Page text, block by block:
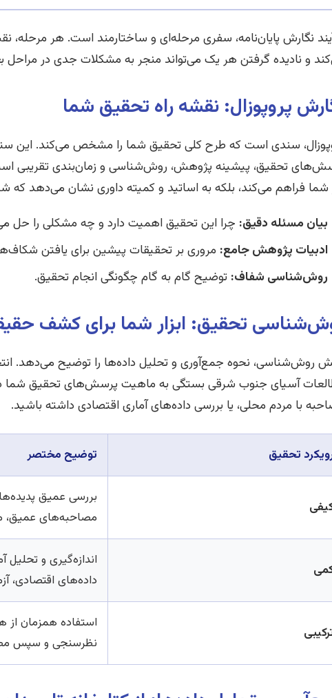
نگارش پایان‌نامه، سفری مرحله‌ای و ساختارمند است. هر مرحله،
و نادیده گرفتن هر یک می‌تواند منجر به مشکلات جدی در
پروپوزال: نقشه راه تحقیق شما
سندی است که طرح کلی تحقیق شما را مشخص می‌کند. این
تحقیق، پیشینه پژوهش، روش‌شناسی و زمان‌بندی تقریبی
شما فراهم می‌کند، بلکه به اساتید و کمیته داوری نشان می‌دهد که
بیان مسئله دقیق: چرا این تحقیق اهمیت دارد و چه مشکلی را حل
ادبیات پژوهش جامع: مروری بر تحقیقات پیشین برای یافتن
روش‌شناسی شفاف: توضیح گام به گام چگونگی انجام تحقیق.
تحقیق: ابزار شما برای کشف
روش‌شناسی، نحوه جمع‌آوری و تحلیل داده‌ها را توضیح می‌دهد.
آسیای جنوب شرقی بستگی به ماهیت پرسش‌های تحقیق شما
با مردم محلی، یا بررسی داده‌های آماری اقتصادی داشته باشید.
تحقیق توضیح مختصر
بررسی عمیق
مصاحبه‌های عمیق،
اندازه‌گیری و
داده‌های اقتصادی،
استفاده همزمان از
نظرسنجی و سپس